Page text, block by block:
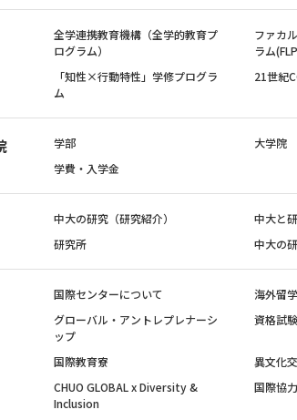
全学連携教育機構（全学的教育プ
ログラム）
ファカ
ラム
「知性×行動特性」学修プログラ
ム
21世紀
学部 大学院
学費・入学金
中大の研究（研究紹介） 中大と
研究所
中大の
国際センターについて 海外留
グローバル・アントレプレナーシ
ップ
資格試
国際教育寮 異文化
CHUO GLOBAL x Diversity &
Inclusion
国際協